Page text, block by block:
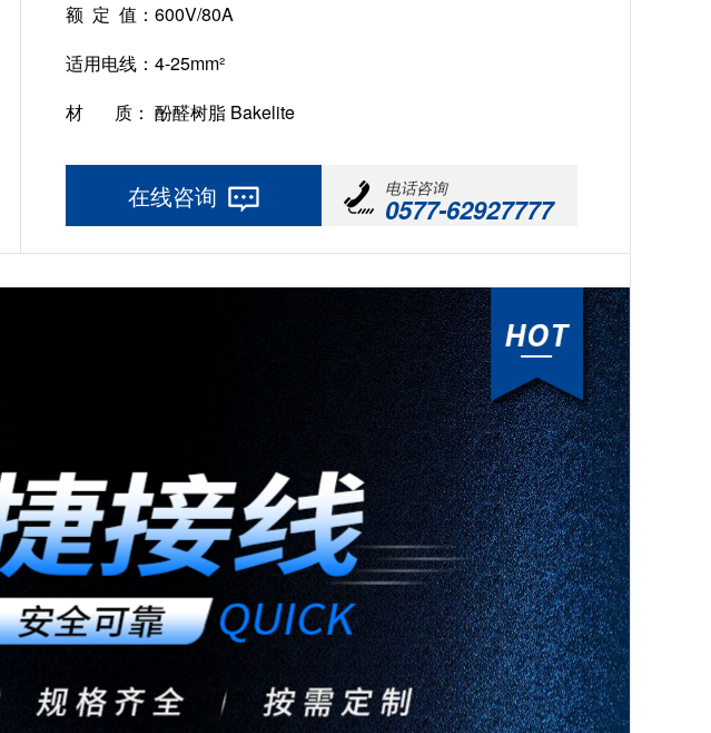
额 定 值： 600V/80A
适用电线： 4-25mm²
材 质： 酚醛树脂 Bakelite
在线咨询 电话咨询
0577-62927777